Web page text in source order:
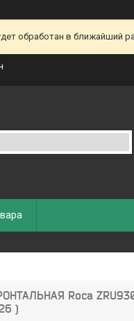
обработан в ближайший
Roca
)